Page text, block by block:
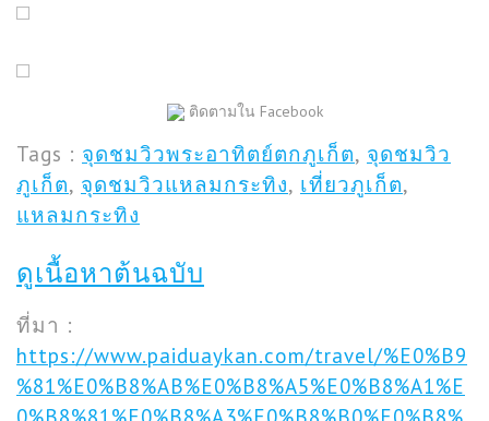
ติดตามใน Facebook
Tags : จุดชมวิวพระอาทิตย์ตกภูเก็ต, จุดชมวิว
ภูเก็ต, จุดชมวิวแหลมกระทิง, เที่ยวภูเก็ต,
แหลมกระทิง
ดูเนื้อหาต้นฉบับ
ที่มา :
https://www.paiduaykan.com/travel/%E0%B9
%81%E0%B8%AB%E0%B8%A5%E0%B8%A1%E